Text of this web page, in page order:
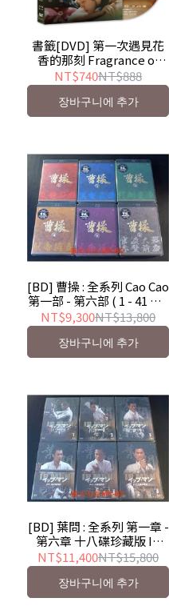
書籤[DVD] 第一次遇見花
香的那刻 Fragrance of
the First Flower ( 采昌 )
電視劇
NT$740NT$888
장바구니에 추가
[BD] 曹操 : 全系列 Cao Cao
第一部 - 第六部 ( 1 - 41 話 )
十四碟珍藏版
NT$9,300NT$13,800
장바구니에 추가
[BD] 葉問 : 全系列 第一章 -
第六章 十八碟珍藏版 Ip
Man
NT$11,400NT$15,800
장바구니에 추가